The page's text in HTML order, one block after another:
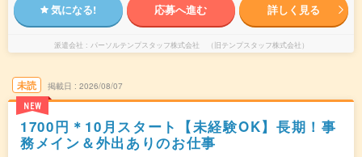
気になる! 応募へ進む 詳しく見る
派遣会社 パーソルテンプスタッフ株式会社 （旧テンプスタッフ株式会社）
未読
NEW
掲載日 2026/08/07
1700円＊10月スタート【未経験OK】長期！事
務メイン＆外出ありのお仕事